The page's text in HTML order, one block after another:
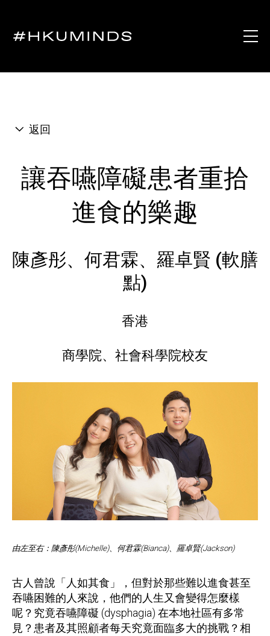
返回
讓吞嚥障礙患者重拾
進食的樂趣
陳彥彤、何君霖、羅卓賢 (軟膳
點)
香港
商學院、社會科學院校友
由左至右：陳彥彤(Michelle)、何君霖(Bianca)、羅卓賢(Jackson)
古人曾說「人如其食」，但對於那些難以進食甚至
吞嚥困難的人來說，他們的人生又會變得怎麼樣
呢？究竟吞嚥障礙 (dysphagia) 在本地社區有多常
見？患者及其照顧者每天究竟面臨多大的挑戰？相